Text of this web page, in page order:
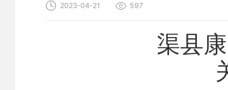
2023-04-21 597
渠县